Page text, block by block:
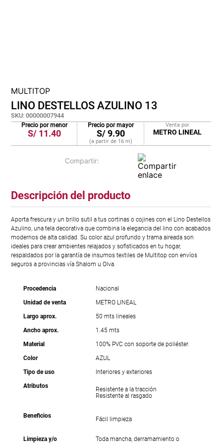
MULTITOP
LINO DESTELLOS AZULINO 13
SKU:00000007944
Precio por menor
S/ 11.40
Precio por mayor
S/9.90
(a partir de 16 m)
Venta por
METRO LINEAL
Descripción del producto
Aporta frescura y un brillo sutil a tus cortinas o cojines con el Lino Destellos
Azulino, una tela decorativa que combina la elegancia del lino con acabados
modernos de alta calidad. Su color azul profundo y trama aireada son
ideales para crear ambientes relajados y sofisticados en tu hogar,
respaldados por la garantía de insumos textiles de Multitop con envíos
seguros a provincias vía Shalom u Olva.
Procedencia
Nacional
Unidad de venta
METRO LINEAL
Largo aprox.
50 mts lineales
Ancho aprox.
1.45 mts
Material
100% PVC con soporte de poliéster.
Color
AZUL
Tipo de uso
Interiores y exteriores
Atributos
Resistente a la tracción
Resistente al rasgado
Beneficios Fácil limpieza
Limpieza y/o
Toda mancha, derramamiento o